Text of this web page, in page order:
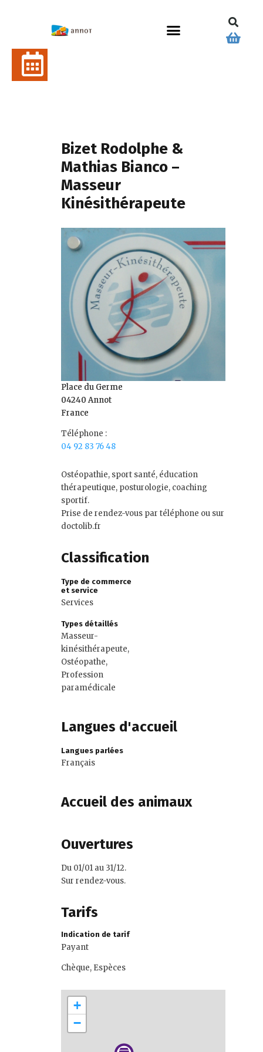
Bizet Rodolphe &
Mathias Bianco –
Masseur
Kinésithérapeute
Place du Germe
04240 Annot
France
Téléphone :
04 92 83 76 48
Ostéopathie, sport santé, éducation
thérapeutique, posturologie, coaching
sportif.
Prise de rendez-vous par téléphone ou sur
doctolib.fr
Classification
Type de commerce
et service
Services
Types détaillés
Masseur-
kinésithérapeute,
Ostéopathe,
Profession
paramédicale
Langues d'accueil
Langues parlées
Français
Accueil des animaux
Ouvertures
Du 01/01 au 31/12.
Sur rendez-vous.
Tarifs
Indication de tarif
Payant
Chèque, Espèces
+
−